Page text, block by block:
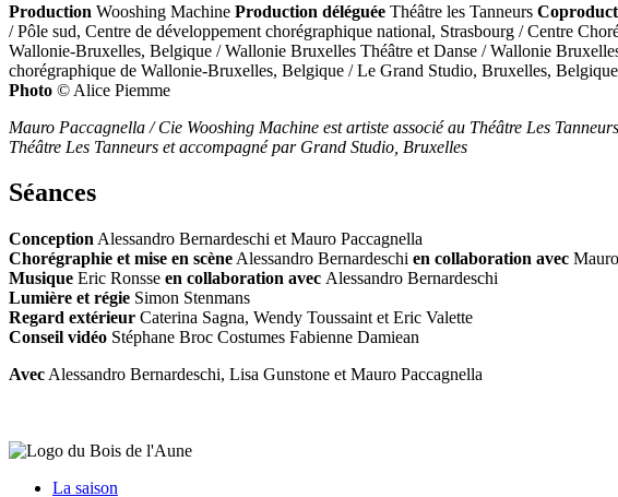
Production Wooshing Machine Production déléguée Théâtre les Tanneurs
/ Pôle sud, Centre de développement chorégraphique national, Strasbourg / Centre
Wallonie-Bruxelles, Belgique / Wallonie Bruxelles Théâtre et Danse / Wallonie
chorégraphique de Wallonie-Bruxelles, Belgique / Le Grand Studio, Bruxelles, Belgique
Photo © Alice Piemme
Mauro Paccagnella / Cie Wooshing Machine est artiste associé au Théâtre Les
Théâtre Les Tanneurs et accompagné par Grand Studio, Bruxelles
Séances
Conception Alessandro Bernardeschi et Mauro Paccagnella
Chorégraphie et mise en scène Alessandro Bernardeschi en collaboration avec
Musique Eric Ronsse en collaboration avec Alessandro Bernardeschi
Lumière et régie Simon Stenmans
Regard extérieur Caterina Sagna, Wendy Toussaint et Eric Valette
Conseil vidéo Stéphane Broc Costumes Fabienne Damiean
Avec Alessandro Bernardeschi, Lisa Gunstone et Mauro Paccagnella
La saison